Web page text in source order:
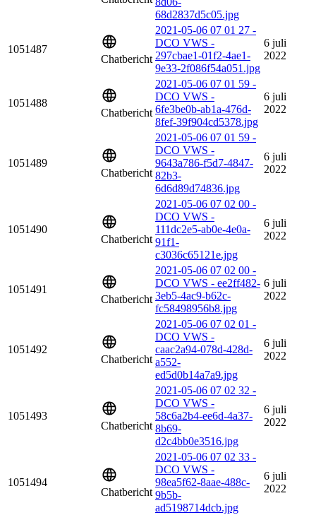
68d2837d5c05.jpg
1051487
Chatbericht
2021-05-06 07 01 27 -
DCO VWS -
297cbae1-01f2-4ae1-
9e33-2f086f54a051.jpg
6 juli
2022
1051488
Chatbericht
2021-05-06 07 01 59 -
DCO VWS -
6fe3be0b-ab1a-476d-
8fef-39f904cd5378.jpg
6 juli
2022
1051489
Chatbericht
2021-05-06 07 01 59 -
DCO VWS -
9643a786-f5d7-4847-
82b3-
6d6d89d74836.jpg
6 juli
2022
1051490
Chatbericht
2021-05-06 07 02 00 -
DCO VWS -
111dc2e5-ab0e-4e0a-
91f1-
c3036c65121e.jpg
6 juli
2022
1051491
Chatbericht
2021-05-06 07 02 00 -
DCO VWS - ee2ff482-
3eb5-4ac9-b62c-
fc58498956b8.jpg
6 juli
2022
1051492
Chatbericht
2021-05-06 07 02 01 -
DCO VWS -
caac2a94-078d-428d-
a552-
ed5d0b14a7a9.jpg
6 juli
2022
1051493
Chatbericht
2021-05-06 07 02 32 -
DCO VWS -
58c6a2b4-ee6d-4a37-
8b69-
d2c4bb0e3516.jpg
6 juli
2022
1051494
Chatbericht
2021-05-06 07 02 33 -
DCO VWS -
98ea5f62-8aae-488c-
9b5b-
ad5198714dcb.jpg
6 juli
2022